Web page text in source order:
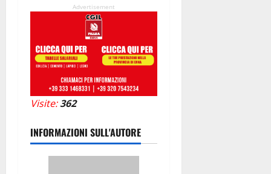
Advertisement
Visite:362
INFORMAZIONI SULL'AUTORE